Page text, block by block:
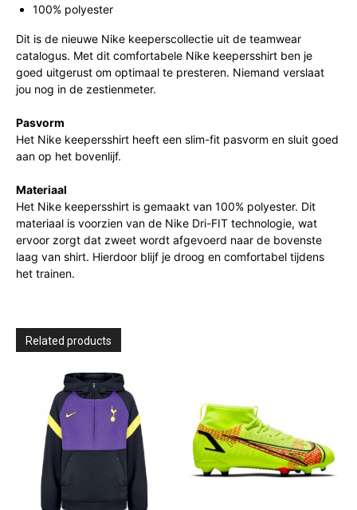
100% polyester
Dit is de nieuwe Nike keeperscollectie uit de teamwear
catalogus. Met dit comfortabele Nike keepersshirt ben je
goed uitgerust om optimaal te presteren. Niemand verslaat
jou nog in de zestienmeter.
Pasvorm
Het Nike keepersshirt heeft een slim-fit pasvorm en sluit goed
aan op het bovenlijf.
Materiaal
Het Nike keepersshirt is gemaakt van 100% polyester. Dit
materiaal is voorzien van de Nike Dri-FIT technologie, wat
ervoor zorgt dat zweet wordt afgevoerd naar de bovenste
laag van shirt. Hierdoor blijf je droog en comfortabel tijdens
het trainen.
Related products